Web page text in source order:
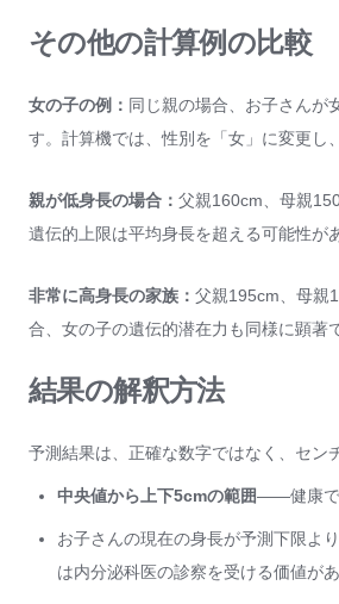
その他の計算例の比較
女の子の例： 同じ親の場合、お子さん
す。計算機では、性別を「女」に変更し
親が低身長の場合： 父親160cm、母親
遺伝的上限は平均身長を超える可能性が
非常に高身長の家族： 父親195cm、母親
合、女の子の遺伝的潜在力も同様に顕著
結果の解釈方法
予測結果は、正確な数字ではなく、セン
中央値から上下5cmの範囲——健康で
お子さんの現在の身長が予測下限よ
は内分泌科医の診察を受ける価値があ